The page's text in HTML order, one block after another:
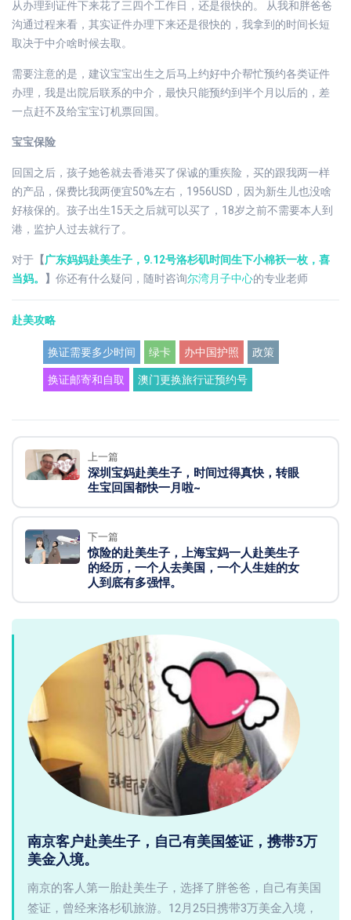
从办理到证件下来花了三四个工作日，还是很快的。 从我和胖爸爸
沟通过程来看，其实证件办理下来还是很快的，我拿到的时间长短
取决于中介啥时候去取。
需要注意的是，建议宝宝出生之后马上约好中介帮忙预约各类证件
办理，我是出院后联系的中介，最快只能预约到半个月以后的，差
一点赶不及给宝宝订机票回国。
宝宝保险
回国之后，孩子她爸就去香港买了保诚的重疾险，买的跟我两一样
的产品，保费比我两便宜50%左右，1956USD，因为新生儿也没啥
好核保的。孩子出生15天之后就可以买了，18岁之前不需要本人到
港，监护人过去就行了。
对于 【广东妈妈赴美生子，9.12号洛杉矶时间生下小棉袄一枚，喜
当妈。
】 你还有什么疑问，随时咨询尔湾月子中心的专业老师
赴美攻略
换证需要多少时间 绿卡 办中国护照 政策
换证邮寄和自取 澳门更换旅行证预约号
上一篇
深圳宝妈赴美生子，时间过得真快，转眼
生宝回国都快一月啦~
下一篇
惊险的赴美生子，上海宝妈一人赴美生子
的经历，一个人去美国，一个人生娃的女
人到底有多强悍。
南京客户赴美生子，自己有美国签证，携带3万
美金入境。
南京的客人第一胎赴美生子，选择了胖爸爸，自己有美国
签证，曾经来洛杉矶旅游。12月25日携带3万美金入境，